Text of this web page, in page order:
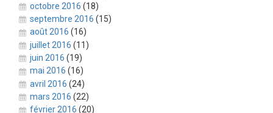
octobre 2016 (18)
septembre 2016 (15)
août 2016 (16)
juillet 2016 (11)
juin 2016 (19)
mai 2016 (16)
avril 2016 (24)
mars 2016 (22)
février 2016 (20)